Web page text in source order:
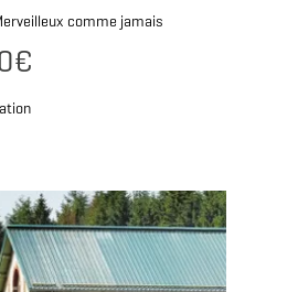
comme jamais